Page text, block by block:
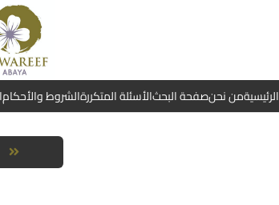
الرئيسيةمن نحنصفحة البحثالأسئلة المتكررةالشروط والأحكام